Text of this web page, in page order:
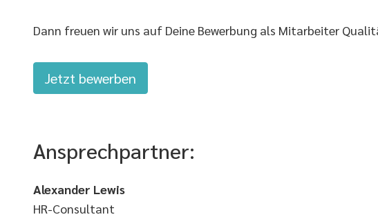
Dann freuen wir uns auf Deine Bewerbung als Mitarbeiter
Jetzt bewerben
Ansprechpartner:
Alexander Lewis
HR-Consultant